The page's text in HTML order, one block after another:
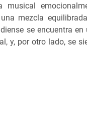
musical
mezcla
se encuentra
y, por otro lado, se